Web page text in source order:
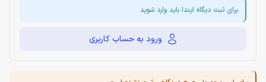
برای ثبت دیگاه ایندا باید وارد شوید
ورود به حساب کاربری